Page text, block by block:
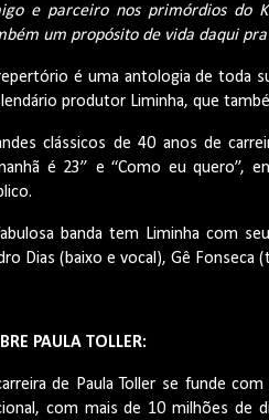
e parceiro nos primórdios do
um propósito de vida daqui
é uma antologia de toda
produtor Liminha, que
clássicos de 40 anos de
é 23” e “Como eu quero”,
banda tem Liminha com
Dias (baixo e vocal), Gê
PAULA TOLLER:
de Paula Toller se funde
com mais de 10 milhões de